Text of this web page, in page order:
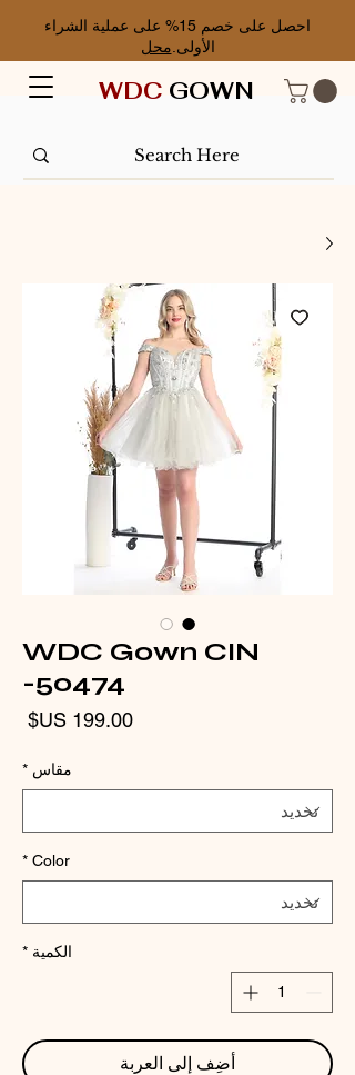
احصل على خصم 15% على عملية الشراء
الأولى. محل
WDC GOWN
WDC Gown CIN
-50474
مقاس *
Color
*
الكمية *
أضِف إلى العربة